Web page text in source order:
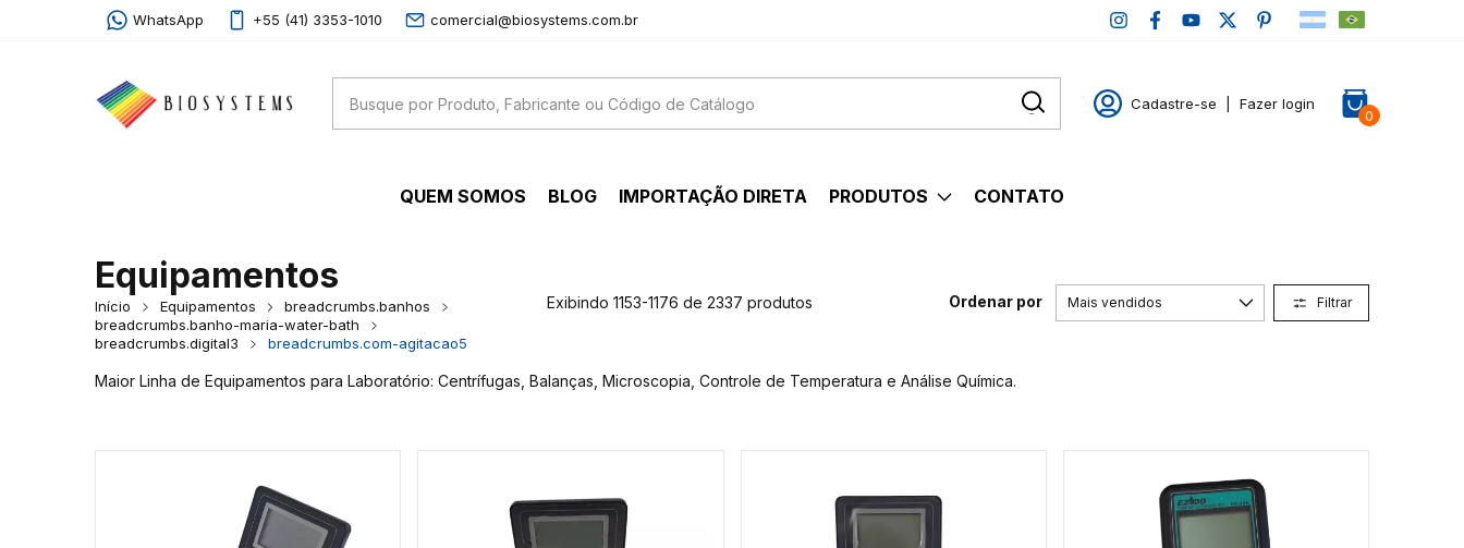
WhatsApp +55 (41) 3353-1010 comercial@biosystems.com.br
Cadastre-se Fazer login
0
QUEM SOMOS BLOG IMPORTAÇÃO DIRETA PRODUTOS CONTATO
Equipamentos
Início Equipamentos
breadcrumbs.banhos
breadcrumbs.banho-maria-water-bath
breadcrumbs.digital3
breadcrumbs.com-agitacao5
Exibindo 1153-1176 de 2337 produtos Ordenar por Filtrar
Maior Linha de Equipamentos para Laboratório: Centrífugas, Balanças, Microscopia, Controle de Temperatura e Análise Química.